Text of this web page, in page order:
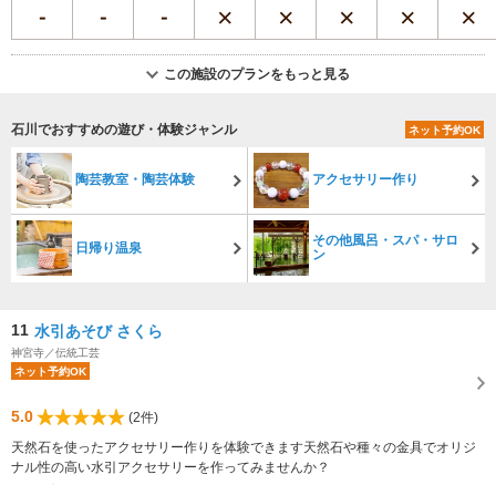
この施設のプランをもっと見る
石川でおすすめの遊び・体験ジャンル ネット予約OK
陶芸教室・陶芸体験 アクセサリー作り
日帰り温泉
その他風呂・スパ・サロ
ン
11 水引あそび さくら
神宮寺／伝統工芸
ネット予約OK
5.0
(2件)
天然石を使ったアクセサリー作りを体験できます天然石や種々の金具でオリジ
ナル性の高い水引アクセサリーを作ってみませんか？